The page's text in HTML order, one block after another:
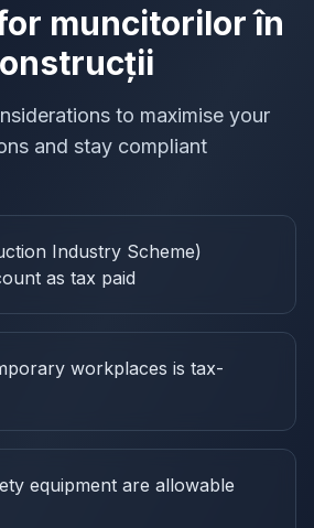
muncitorilor în
to maximise your
and stay compliant
Industry Scheme)
as tax paid
workplaces is tax-
equipment are allowable